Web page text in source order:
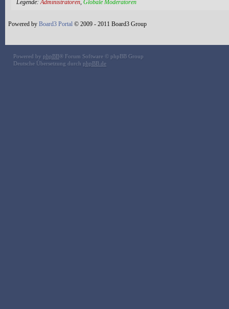
Legende:Administratoren, Globale Moderatoren
Powered by Board3 Portal © 2009 - 2011 Board3 Group
Powered by phpBB® Forum Software © phpBB Group
Deutsche Übersetzung durch phpBB.de